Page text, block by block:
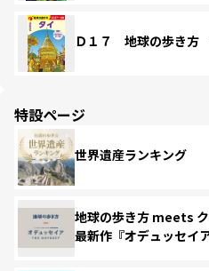
Ｄ１７ 地球の歩き方
特設ページ
世界遺産ランキング
地球の歩き方 meets
最新作『オデュッセイア